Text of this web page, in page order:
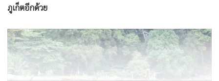
ภูเก็ตอีกด้วย